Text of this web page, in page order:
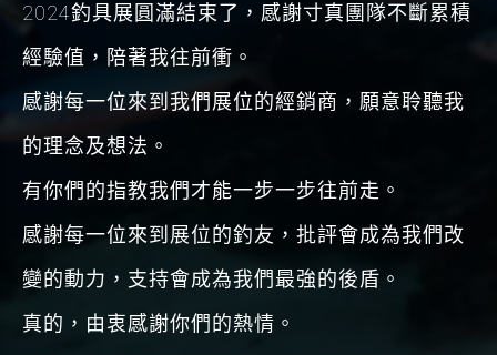
2024釣具展圓滿結束了，感謝寸真團隊不斷累積
經驗值，陪著我往前衝。
感謝每一位來到我們展位的經銷商，願意聆聽我
的理念及想法。
有你們的指教我們才能一步一步往前走。
感謝每一位來到展位的釣友，批評會成為我們改
變的動力，支持會成為我們最強的後盾。
真的，由衷感謝你們的熱情。